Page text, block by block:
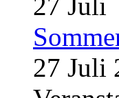
27 Juli